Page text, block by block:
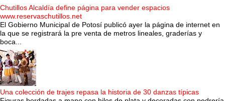
Chutillos Alcaldía define página para vender espacios
www.reservaschutillos.net
El Gobierno Municipal de Potosí publicó ayer la página de internet en
la que se registrará la pre venta de metros lineales, graderías y
boca...
Una colección de trajes repasa la historia de 30 danzas típicas